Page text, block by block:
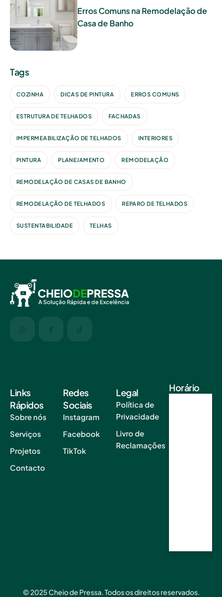
Erros Comuns na Remodelação de
Casa de Banho
Tags
COZINHA DICAS DE PINTURA ERROS COMUNS
ESTRUTURA DE TELHADOS FACHADAS
IMPERMEABILIZAÇÃO DE TELHADOS INTERIORES
PINTURA PLANEJAMENTO REMODELAÇÃO
REMODELAÇÃO DE CASAS DE BANHO
REMODELAÇÃO DE TELHADOS REPARO DE TELHADOS
SUSTENTABILIDADE TELHAS
Links
Rápidos
Sobre nós
Serviços
Projetos
Contacto
Redes
Sociais
Instagram
Facebook
TikTok
Legal
Política de
Privacidade
Livro de
Reclamações
Horário
© 2025 Cheio de Pressa. Todos os direitos reservados.